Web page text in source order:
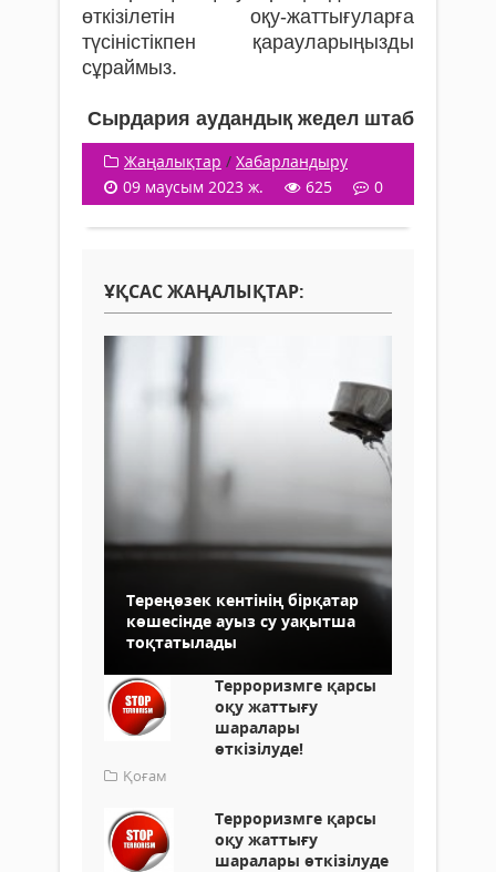
өткізілетін оқу-жаттығуларға
түсіністікпен қарауларыңызды
сұраймыз.
Сырдария аудандық жедел штаб
Жаңалықтар / Хабарландыру
09 маусым 2023 ж.
625 0
ҰҚСАС ЖАҢАЛЫҚТАР:
Тереңөзек кентінің бірқатар
көшесінде ауыз су уақытша
тоқтатылады
Терроризмге қарсы
оқу жаттығу
шаралары
өткізілуде!
Қоғам
Терроризмге қарсы
оқу жаттығу
шаралары өткізілуде